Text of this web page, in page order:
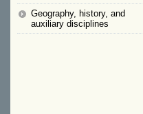
Geography, history, and
auxiliary disciplines